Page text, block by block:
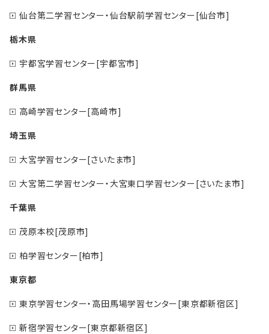
仙台第二学習センター・仙台駅前学習センター[仙台市]
栃木県
宇都宮学習センター[宇都宮市]
群馬県
高崎学習センター[高崎市]
埼玉県
大宮学習センター[さいたま市]
大宮第二学習センター・大宮東口学習センター[さいたま市]
千葉県
茂原本校[茂原市]
柏学習センター[柏市]
東京都
東京学習センター・高田馬場学習センター[東京都新宿区]
新宿学習センター[東京都新宿区]